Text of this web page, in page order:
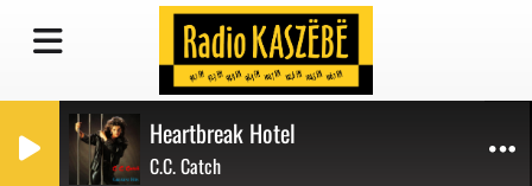
Heartbreak Hotel
C.C. Catch